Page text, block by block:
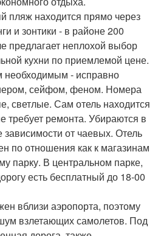
пляж находится прямо через
и зонтики - в районе 200
предлагает неплохой выбор
кухни по приемлемой цене.
- исправно
сейфом, феном. Номера
светлые. Сам отель находится
требует ремонта. Убираются в
от чаевых. Отель
по отношения как к магазинам
парку. В центральном парке,
есть бесплатный до 18-00
вблизи аэропорта, поэтому
взлетающих самолетов. Под